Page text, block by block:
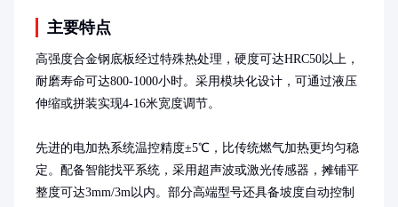
主要特点
高强度合金钢底板经过特殊热处理，硬度可达HRC50以上，
耐磨寿命可达800-1000小时。采用模块化设计，可通过液压
伸缩或拼装实现4-16米宽度调节。
先进的电加热系统温控精度±5℃，比传统燃气加热更均匀稳
定。配备智能找平系统，采用超声波或激光传感器，摊铺平
整度可达3mm/3m以内。部分高端型号还具备坡度自动控制